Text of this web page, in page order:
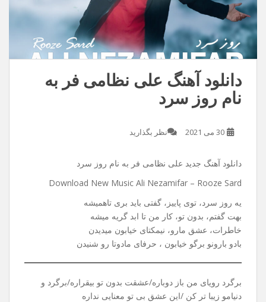
دانلود آهنگ علی نظامی فر به
نام روز سرد
30 می 2021 نظر بگذارید
دانلود آهنگ جدید علی نظامی فر به نام روز سرد
Download New Music Ali Nezamifar – Rooze Sard
یه روز سرد، توی پاییز، گفتی باید بری تاهمیشه
بهت گفتم، بدون تو، کار من تا ابد گریه میشه
خاطرات، عشق مارو، نیمکتای خیابون میدیدن
بادو بارونو برگو خیابون ، حرفای مادوتا رو شنیدن
برگرد رویای من باز دوباره/عشقت بدون تو بیقراره/برگرد و
دنیامو زیبا تر کن /این عشق بی تو معنایی نداره